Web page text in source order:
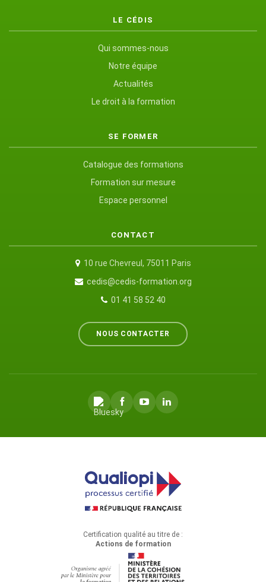
LE CÉDIS
Qui sommes-nous
Notre équipe
Actualités
Le droit à la formation
SE FORMER
Catalogue des formations
Formation sur mesure
Espace personnel
CONTACT
10 rue Chevreul, 75011 Paris
cedis@cedis-formation.org
01 41 58 52 40
NOUS CONTACTER
Certification qualité au titre de :
Actions de formation